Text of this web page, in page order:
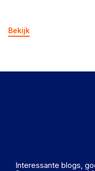
Bekijk
Interessante blogs,